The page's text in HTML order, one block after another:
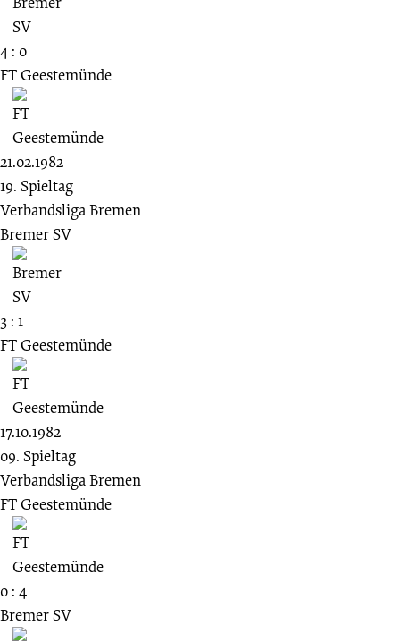
4 : 0
FT Geestemünde
21.02.1982
19. Spieltag
Verbandsliga Bremen
Bremer SV
3 : 1
FT Geestemünde
17.10.1982
09. Spieltag
Verbandsliga Bremen
FT Geestemünde
0 : 4
Bremer SV